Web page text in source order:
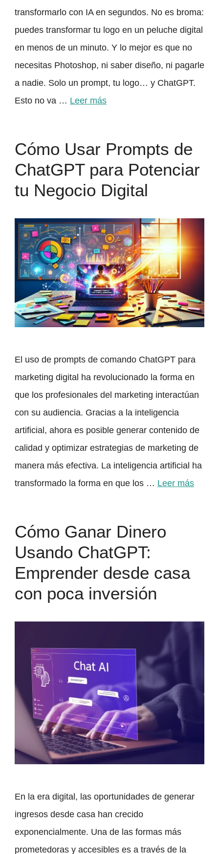
transformarlo con IA en segundos. No es broma:
puedes transformar tu logo en un peluche digital
en menos de un minuto. Y lo mejor es que no
necesitas Photoshop, ni saber diseño, ni pagarle
a nadie. Solo un prompt, tu logo… y ChatGPT.
Esto no va … Leer más
Cómo Usar Prompts de
ChatGPT para Potenciar
tu Negocio Digital
El uso de prompts de comando ChatGPT para
marketing digital ha revolucionado la forma en
que los profesionales del marketing interactúan
con su audiencia. Gracias a la inteligencia
artificial, ahora es posible generar contenido de
calidad y optimizar estrategias de marketing de
manera más efectiva. La inteligencia artificial ha
transformado la forma en que los … Leer más
Cómo Ganar Dinero
Usando ChatGPT:
Emprender desde casa
con poca inversión
En la era digital, las oportunidades de generar
ingresos desde casa han crecido
exponencialmente. Una de las formas más
prometedoras y accesibles es a través de la